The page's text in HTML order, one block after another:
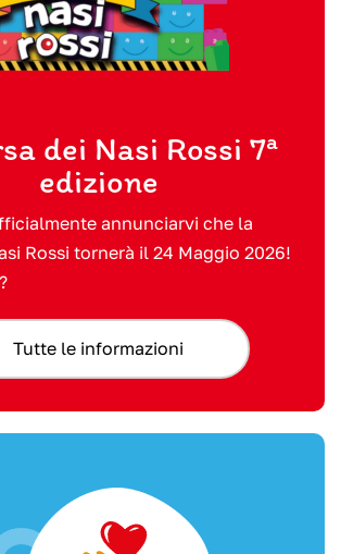
dei Nasi Rossi 7ª
edizione
annunciarvi che la
Rossi tornerà il 24 Maggio 2026!
Tutte le informazioni